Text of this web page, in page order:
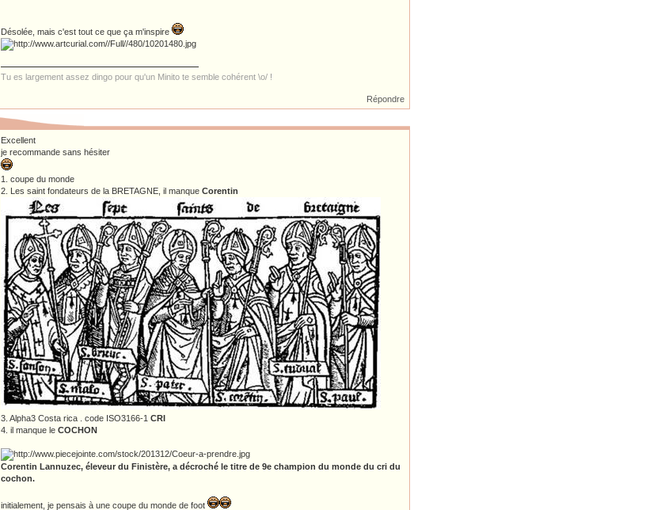
Désolée, mais c'est tout ce que ça m'inspire
Tu es largement assez dingo pour qu'un Minito te semble cohérent \o/ !
Répondre
Excellent
je recommande sans hésiter
1. coupe du monde
2. Les saint fondateurs de la BRETAGNE, il manque Corentin
3. Alpha3 Costa rica . code ISO3166-1 CRI
4. il manque le COCHON
Corentin Lannuzec, éleveur du Finistère, a décroché le titre de 9e champion du monde du cri du
cochon.
initialement, je pensais à une coupe du monde de foot